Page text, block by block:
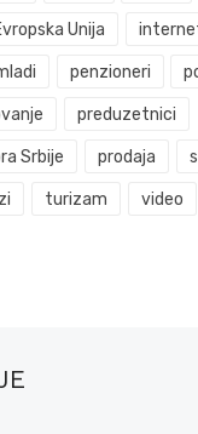
Unija
penzioneri
preduzetnici
Srbije prodaja
turizam video